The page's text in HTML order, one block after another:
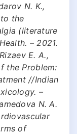
N. K.,
the
(literature
– 2021.
E. A.,
the Problem:
//Indian
–
N. A.
of